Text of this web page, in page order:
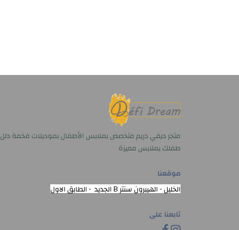
متجر ديفي دريم متخصص بملابس الأطفال بموديلات فخمة دلل
طفلك بملابس مميزة
موقعنا
الخليل - الهيبرون سنتر B الجديد - الطابق الاول
تابعنا على